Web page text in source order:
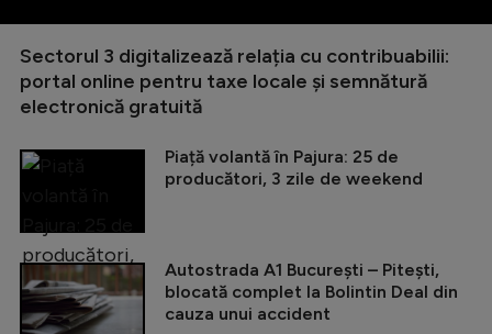
Sectorul 3 digitalizează relația cu contribuabilii:
portal online pentru taxe locale și semnătură
electronică gratuită
Piață volantă în Pajura: 25 de
producători, 3 zile de weekend
Autostrada A1 București – Pitești,
blocată complet la Bolintin Deal din
cauza unui accident